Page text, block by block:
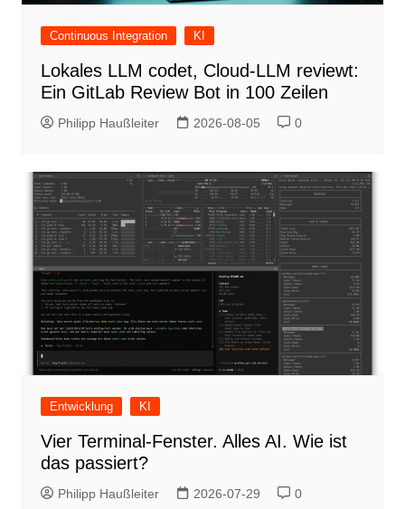
Continuous Integration KI
Lokales LLM codet, Cloud-LLM reviewt:
Ein GitLab Review Bot in 100 Zeilen
Philipp Haußleiter 2026-08-05 0
Entwicklung KI
Vier Terminal-Fenster. Alles AI. Wie ist
das passiert?
Philipp Haußleiter 2026-07-29 0